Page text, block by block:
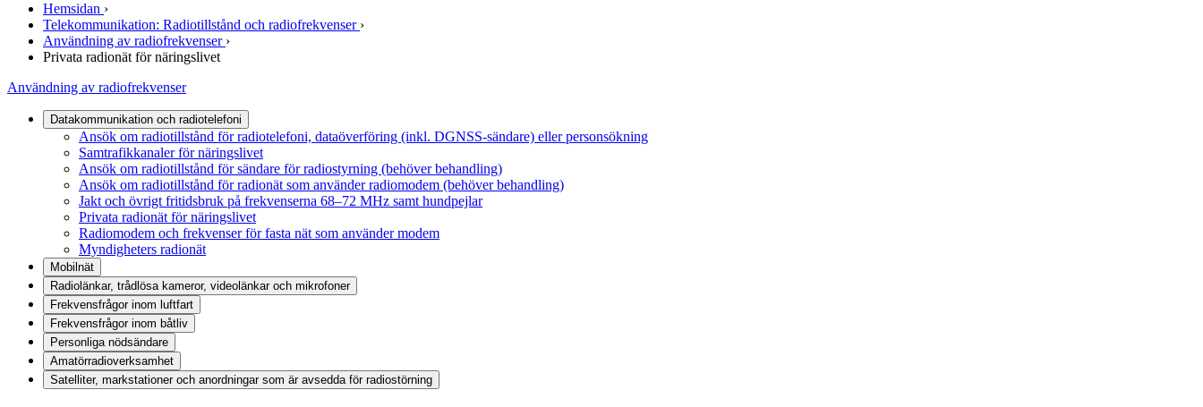
Hemsidan ›
Telekommunikation: Radiotillstånd och radiofrekvenser ›
Användning av radiofrekvenser ›
Privata radionät för näringslivet
Användning av radiofrekvenser
Datakommunikation och radiotelefoni
Ansök om radiotillstånd för radiotelefoni, dataöverföring (inkl. DGNSS-sändare) eller personsökning
Samtrafikkanaler för näringslivet
Ansök om radiotillstånd för sändare för radiostyrning (behöver behandling)
Ansök om radiotillstånd för radionät som använder radiomodem (behöver behandling)
Jakt och övrigt fritidsbruk på frekvenserna 68–72 MHz samt hundpejlar
Privata radionät för näringslivet
Radiomodem och frekvenser för fasta nät som använder modem
Myndigheters radionät
Mobilnät
Radiolänkar, trådlösa kameror, videolänkar och mikrofoner
Frekvensfrågor inom luftfart
Frekvensfrågor inom båtliv
Personliga nödsändare
Amatörradioverksamhet
Satelliter, markstationer och anordningar som är avsedda för radiostörning